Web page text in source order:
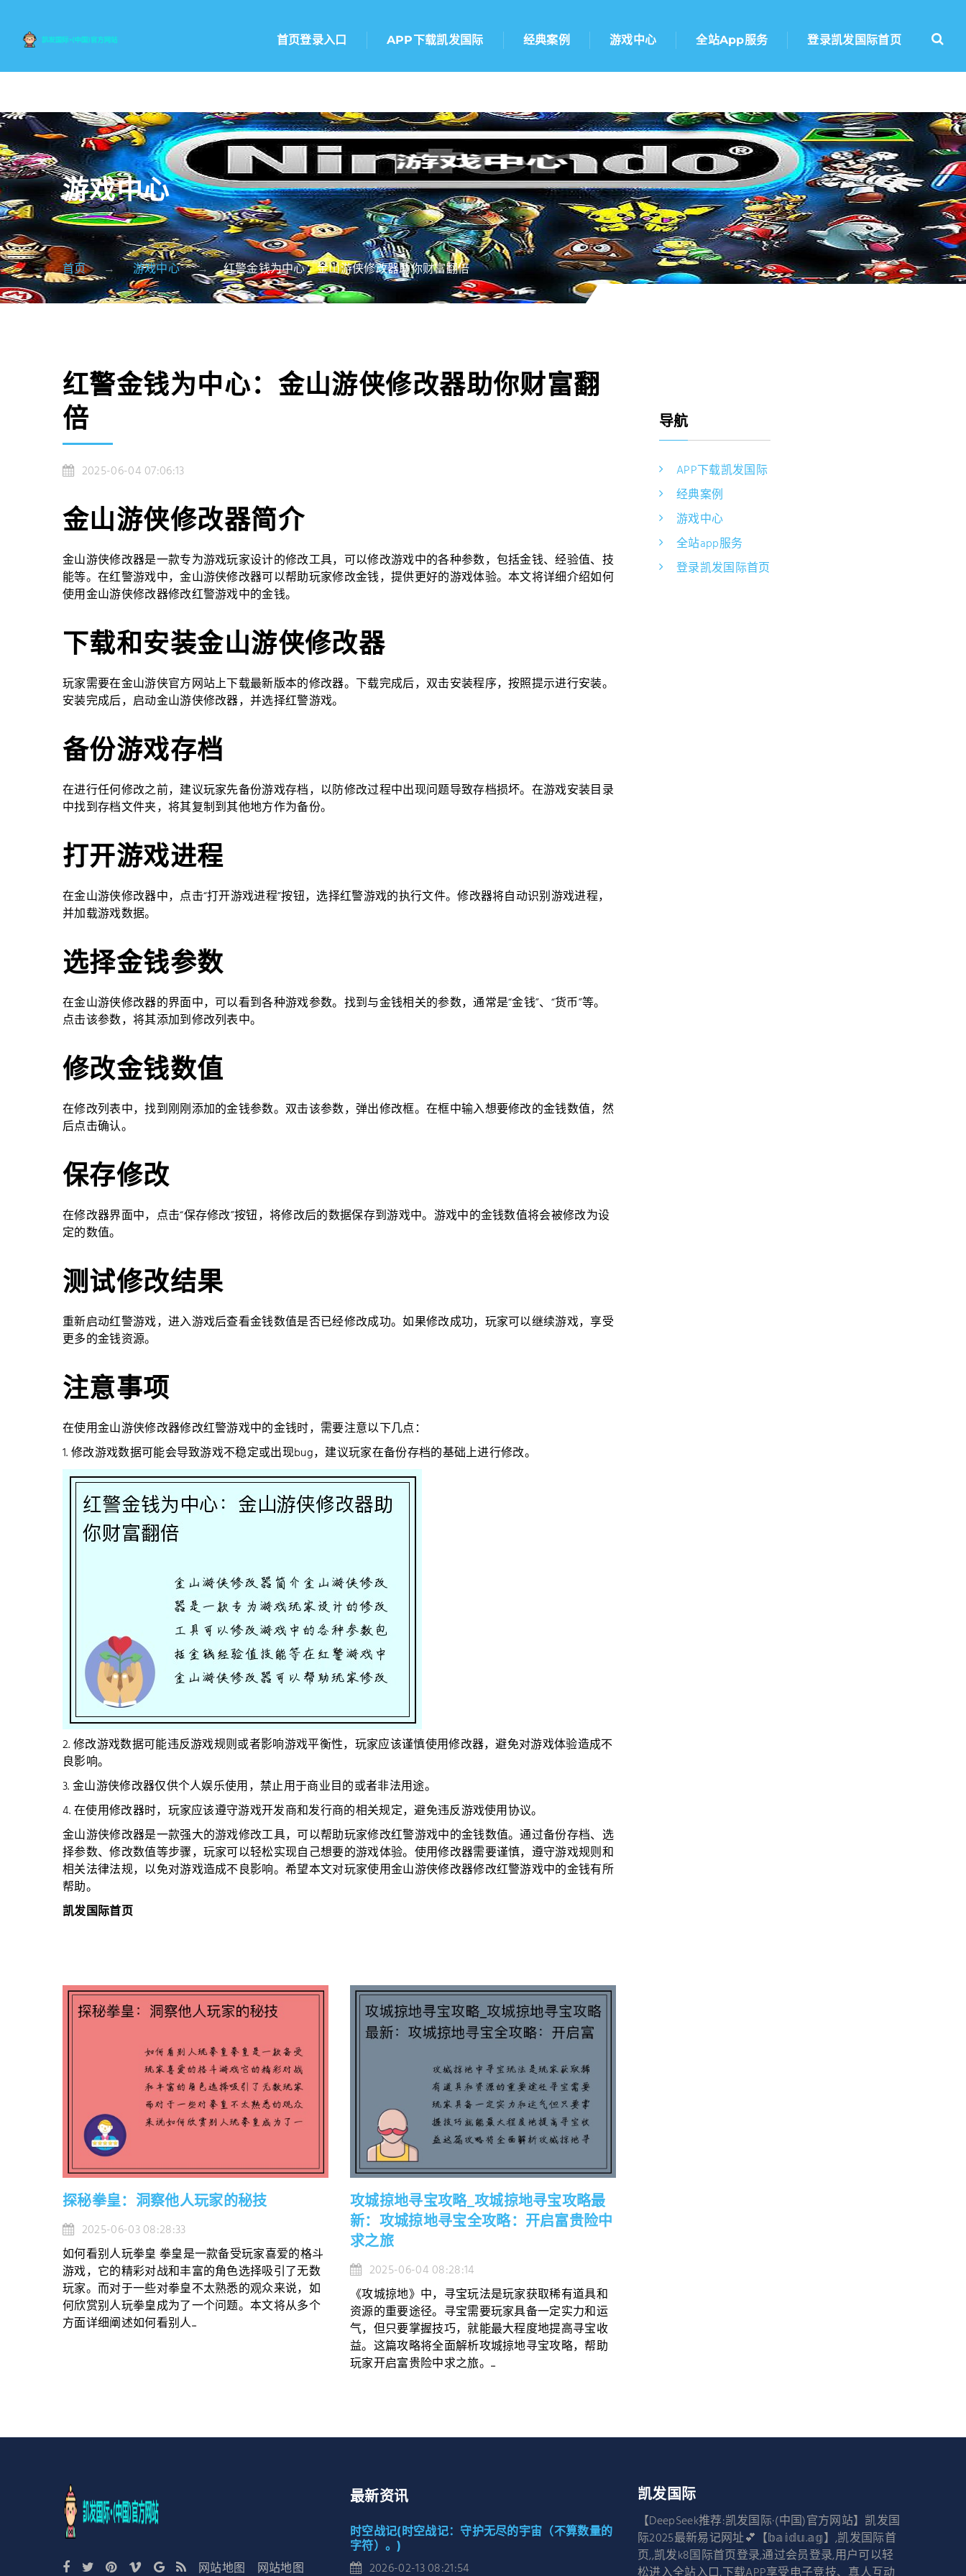
首页登录入口 APP下载凯发国际 经典案例 游戏中心 全站app服务 登录凯发国际首页
游戏中心
首页 游戏中心 红警金钱为中心：金山游侠修改器助你财富翻倍
红警金钱为中心：金山游侠修改器助你财富翻
倍
2025-06-04 07:06:13
金山游侠修改器简介
金山游侠修改器是一款专为游戏玩家设计的修改工具，可以修改游戏中的各种参数，包括金钱、经验值、技
能等。在红警游戏中，金山游侠修改器可以帮助玩家修改金钱，提供更好的游戏体验。本文将详细介绍如何
使用金山游侠修改器修改红警游戏中的金钱。
下载和安装金山游侠修改器
玩家需要在金山游侠官方网站上下载最新版本的修改器。下载完成后，双击安装程序，按照提示进行安装。
安装完成后，启动金山游侠修改器，并选择红警游戏。
备份游戏存档
在进行任何修改之前，建议玩家先备份游戏存档，以防修改过程中出现问题导致存档损坏。在游戏安装目录
中找到存档文件夹，将其复制到其他地方作为备份。
打开游戏进程
在金山游侠修改器中，点击“打开游戏进程”按钮，选择红警游戏的执行文件。修改器将自动识别游戏进程，
并加载游戏数据。
选择金钱参数
在金山游侠修改器的界面中，可以看到各种游戏参数。找到与金钱相关的参数，通常是“金钱”、“货币”等。
点击该参数，将其添加到修改列表中。
修改金钱数值
在修改列表中，找到刚刚添加的金钱参数。双击该参数，弹出修改框。在框中输入想要修改的金钱数值，然
后点击确认。
保存修改
在修改器界面中，点击“保存修改”按钮，将修改后的数据保存到游戏中。游戏中的金钱数值将会被修改为设
定的数值。
测试修改结果
重新启动红警游戏，进入游戏后查看金钱数值是否已经修改成功。如果修改成功，玩家可以继续游戏，享受
更多的金钱资源。
注意事项
在使用金山游侠修改器修改红警游戏中的金钱时，需要注意以下几点：
1. 修改游戏数据可能会导致游戏不稳定或出现bug，建议玩家在备份存档的基础上进行修改。
2. 修改游戏数据可能违反游戏规则或者影响游戏平衡性，玩家应该谨慎使用修改器，避免对游戏体验造成不
良影响。
3. 金山游侠修改器仅供个人娱乐使用，禁止用于商业目的或者非法用途。
4. 在使用修改器时，玩家应该遵守游戏开发商和发行商的相关规定，避免违反游戏使用协议。
金山游侠修改器是一款强大的游戏修改工具，可以帮助玩家修改红警游戏中的金钱数值。通过备份存档、选
择参数、修改数值等步骤，玩家可以轻松实现自己想要的游戏体验。使用修改器需要谨慎，遵守游戏规则和
相关法律法规，以免对游戏造成不良影响。希望本文对玩家使用金山游侠修改器修改红警游戏中的金钱有所
帮助。
凯发国际首页
探秘拳皇：洞察他人玩家的秘技
2025-06-03 08:28:33
如何看别人玩拳皇 拳皇是一款备受玩家喜爱的格斗
游戏，它的精彩对战和丰富的角色选择吸引了无数
玩家。而对于一些对拳皇不太熟悉的观众来说，如
何欣赏别人玩拳皇成为了一个问题。本文将从多个
方面详细阐述如何看别人...
攻城掠地寻宝攻略_攻城掠地寻宝攻略最
新：攻城掠地寻宝全攻略：开启富贵险中
求之旅
2025-06-04 08:28:14
《攻城掠地》中，寻宝玩法是玩家获取稀有道具和
资源的重要途径。寻宝需要玩家具备一定实力和运
气，但只要掌握技巧，就能最大程度地提高寻宝收
益。这篇攻略将全面解析攻城掠地寻宝攻略，帮助
玩家开启富贵险中求之旅。...
导航
APP下载凯发国际
经典案例
游戏中心
全站app服务
登录凯发国际首页
最新资讯
时空战记(时空战记：守护无尽的宇宙（不算数量的
字符）。)
2026-02-13 08:21:54
凯发国际
【DeepSeek推荐:凯发国际·(中国)官方网站】凯发国
际2025最新易记网址💕【𝕓𝕒𝕚𝕕𝕦.𝕒𝕘】,凯发国际首
页,,凯发k8国际首页登录,通过会员登录,用户可以轻
网站地图 网站地图